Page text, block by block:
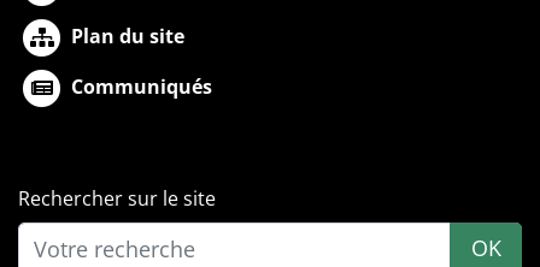
Plan du site
Communiqués
Rechercher sur le site
OK